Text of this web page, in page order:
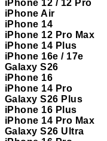
iPhone 12 / 12 Pro
iPhone Air
iPhone 14
iPhone 12 Pro Max
iPhone 14 Plus
iPhone 16e / 17e
Galaxy S26
iPhone 16
iPhone 14 Pro
Galaxy S26 Plus
iPhone 16 Plus
iPhone 14 Pro Max
Galaxy S26 Ultra